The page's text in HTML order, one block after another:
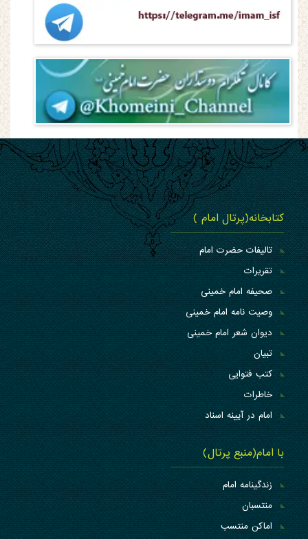
کتابخانه(پرتال امام )
تالیفات حضرت امام
تقریرات
صحیفه امام خمینی
وصیت نامه امام خمینی
دیوان شعر امام خمینی
تبیان
کتب فتوایی
خاطرات
امام در آیینه اسناد
با امام(منبع پرتال)
زندگینامه امام
منتسبان
اماکن منتسب